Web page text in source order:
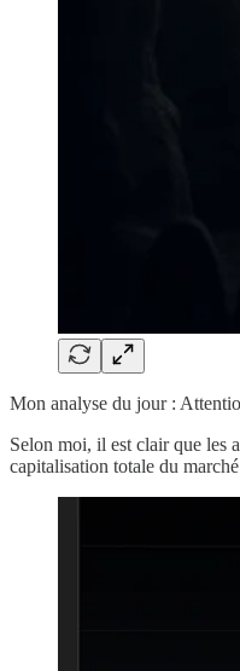
Mon analyse du jour :
Selon moi, il est clair que les
capitalisation totale du